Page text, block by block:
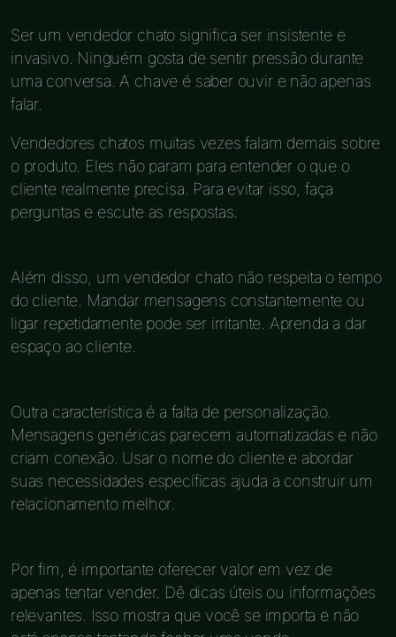
Ser um vendedor chato significa ser insistente e
invasivo. Ninguém gosta de sentir pressão durante
uma conversa. A chave é saber ouvir e não apenas
falar.
Vendedores chatos muitas vezes falam demais sobre
o produto. Eles não param para entender o que o
cliente realmente precisa. Para evitar isso, faça
perguntas e escute as respostas.
Além disso, um vendedor chato não respeita o tempo
do cliente. Mandar mensagens constantemente ou
ligar repetidamente pode ser irritante. Aprenda a dar
espaço ao cliente.
Outra característica é a falta de personalização.
Mensagens genéricas parecem automatizadas e não
criam conexão. Usar o nome do cliente e abordar
suas necessidades específicas ajuda a construir um
relacionamento melhor.
Por fim, é importante oferecer valor em vez de
apenas tentar vender. Dê dicas úteis ou informações
relevantes. Isso mostra que você se importa e não